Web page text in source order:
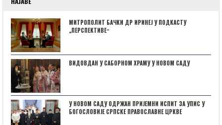
МИТРОПОЛИТ БАЧКИ ДР ИРИНЕЈ У ПОДКАСТУ
„ПЕРСПЕКТИВЕˮ
ВИДОВДАН У САБОРНОМ ХРАМУ У НОВОМ САДУ
У НОВОМ САДУ ОДРЖАН ПРИЈЕМНИ ИСПИТ ЗА УПИС У
БОГОСЛОВИЈЕ СРПСКЕ ПРАВОСЛАВНЕ ЦРКВЕ